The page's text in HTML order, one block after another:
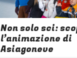
Non solo sci:
l’animazione di
Asiagoneve